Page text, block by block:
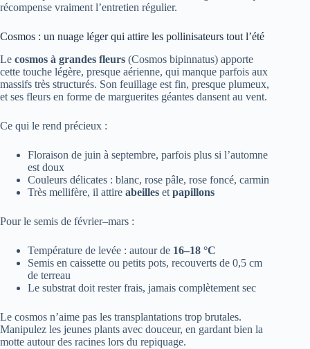
récompense vraiment l’entretien régulier.
Cosmos : un nuage léger qui attire les pollinisateurs tout l’été
Le cosmos à grandes fleurs (Cosmos bipinnatus) apporte
cette touche légère, presque aérienne, qui manque parfois aux
massifs très structurés. Son feuillage est fin, presque plumeux,
et ses fleurs en forme de marguerites géantes dansent au vent.
Ce qui le rend précieux :
Floraison de juin à septembre, parfois plus si l’automne
est doux
Couleurs délicates : blanc, rose pâle, rose foncé, carmin
Très mellifère, il attire abeilles et papillons
Pour le semis de février–mars :
Température de levée : autour de 16–18 °C
Semis en caissette ou petits pots, recouverts de 0,5 cm
de terreau
Le substrat doit rester frais, jamais complètement sec
Le cosmos n’aime pas les transplantations trop brutales.
Manipulez les jeunes plants avec douceur, en gardant bien la
motte autour des racines lors du repiquage.